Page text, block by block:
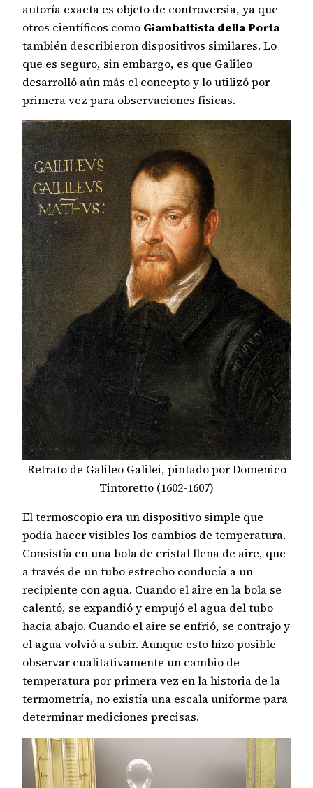
autoría exacta es objeto de controversia, ya que
otros científicos como Giambattista della Porta
también describieron dispositivos similares. Lo
que es seguro, sin embargo, es que Galileo
desarrolló aún más el concepto y lo utilizó por
primera vez para observaciones físicas.
Retrato de Galileo Galilei, pintado por Domenico
Tintoretto (1602-1607)
El termoscopio era un dispositivo simple que
podía hacer visibles los cambios de temperatura.
Consistía en una bola de cristal llena de aire, que
a través de un tubo estrecho conducía a un
recipiente con agua. Cuando el aire en la bola se
calentó, se expandió y empujó el agua del tubo
hacia abajo. Cuando el aire se enfrió, se contrajo y
el agua volvió a subir. Aunque esto hizo posible
observar cualitativamente un cambio de
temperatura por primera vez en la historia de la
termometría, no existía una escala uniforme para
determinar mediciones precisas.